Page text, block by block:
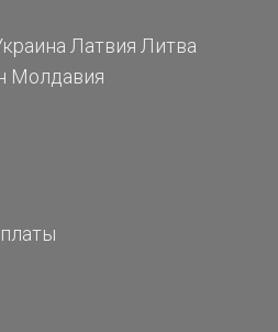
Латвия Литва
Молдавия